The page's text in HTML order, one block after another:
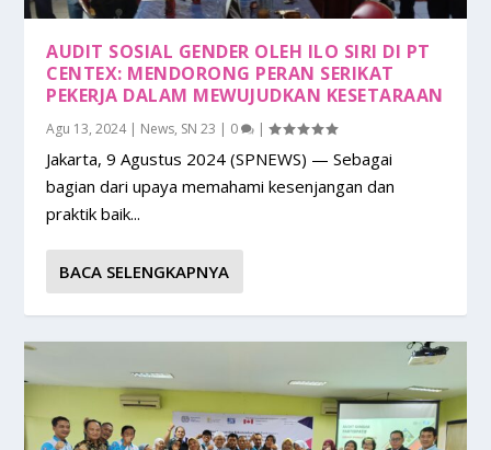
AUDIT SOSIAL GENDER OLEH ILO SIRI DI PT
CENTEX: MENDORONG PERAN SERIKAT
PEKERJA DALAM MEWUJUDKAN KESETARAAN
Agu 13, 2024| News, SN 23 | 0 |
Jakarta, 9 Agustus 2024 (SPNEWS) — Sebagai
bagian dari upaya memahami kesenjangan dan
praktik baik...
BACA SELENGKAPNYA